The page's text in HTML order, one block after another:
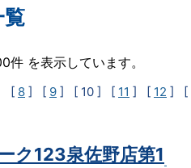
覧
件 を表示しています。
[ 8 ] [ 9 ] [ 10 ] [ 11 ] [ 12 ] [
ク123泉佐野店第1